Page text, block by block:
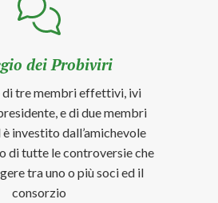
dei Probiviri
di tre membri effettivi, ivi
e di due membri
investito dall’amichevole
di tutte le controversie che
tra uno o più soci ed il
consorzio